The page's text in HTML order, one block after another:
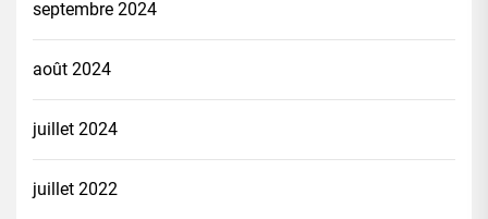
septembre 2024
août 2024
juillet 2024
juillet 2022